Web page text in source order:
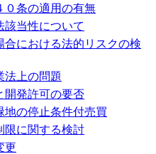
０条の適用の有無
該当性について
における法的リスクの検
法上の問題
開発許可の要否
地の停止条件付売買
限に関する検討
更